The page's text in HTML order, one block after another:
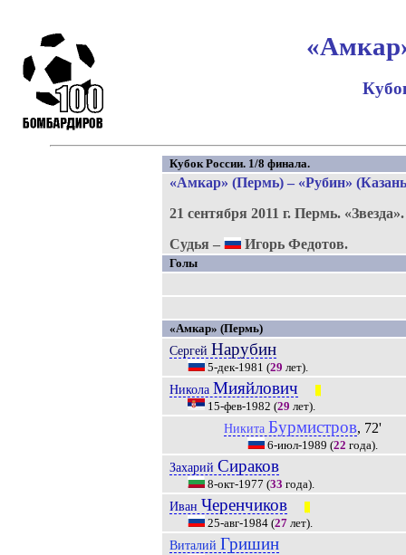
Кубок России. 1/8 финала.
«Амкар» (Пермь) – «Рубин»
21 сентября 2011 г. Пермь. «Звезда»
Судья –
Игорь Федотов.
Голы
«Амкар» (Пермь)
Сергей Нарубин
5-дек-1981 (29 лет).
Никола Мияйлович
15-фев-1982 (29 лет).
Никита Бурмистров, 72'
6-июл-1989 (22 года).
Захарий Сираков
8-окт-1977 (33 года).
Иван Черенчиков
25-авг-1984(27лет).
Виталий Гришин